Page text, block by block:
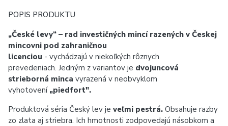
POPIS PRODUKTU
„České levy“ – rad investičných mincí razených v Českej
mincovni pod zahraničnou
licenciou - vychádzajú v niekoľkých rôznych
prevedeniach. Jedným z variantov je dvojuncová
strieborná minca vyrazená v neobvyklom
vyhotovení „piedfort".
Produktová séria Český lev je veľmi pestrá. Obsahuje razby
zo zlata aj striebra. Ich hmotnosti zodpovedajú násobkom a